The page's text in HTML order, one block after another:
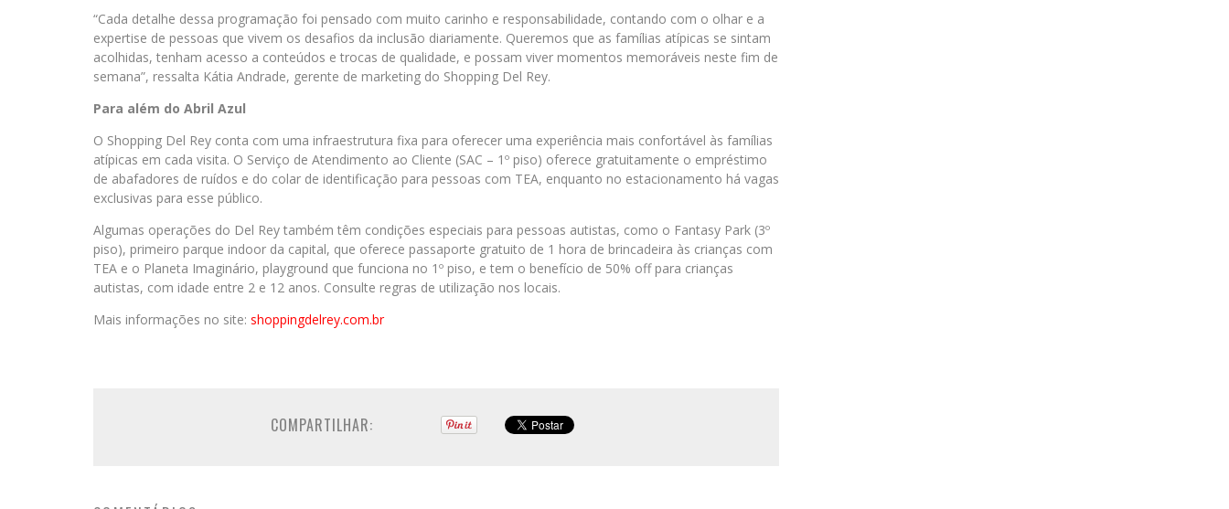
“Cada detalhe dessa programação foi pensado com muito carinho e responsabilidade, contando com o olhar e a
expertise de pessoas que vivem os desafios da inclusão diariamente. Queremos que as famílias atípicas se sintam
acolhidas, tenham acesso a conteúdos e trocas de qualidade, e possam viver momentos memoráveis neste fim de
semana”, ressalta Kátia Andrade, gerente de marketing do Shopping Del Rey.
Para além do Abril Azul
O Shopping Del Rey conta com uma infraestrutura fixa para oferecer uma experiência mais confortável às famílias
atípicas em cada visita. O Serviço de Atendimento ao Cliente (SAC – 1º piso) oferece gratuitamente o empréstimo
de abafadores de ruídos e do colar de identificação para pessoas com TEA, enquanto no estacionamento há vagas
exclusivas para esse público.
Algumas operações do Del Rey também têm condições especiais para pessoas autistas, como o Fantasy Park (3º
piso), primeiro parque indoor da capital, que oferece passaporte gratuito de 1 hora de brincadeira às crianças com
TEA e o Planeta Imaginário, playground que funciona no 1º piso, e tem o benefício de 50% off para crianças
autistas, com idade entre 2 e 12 anos. Consulte regras de utilização nos locais.
Mais informações no site: shoppingdelrey.com.br
COMPARTILHAR: